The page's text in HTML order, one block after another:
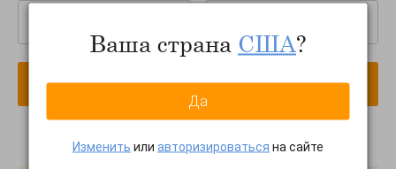
В корзину
Ваша страна США?
Да
Изменить или авторизироваться на сайте